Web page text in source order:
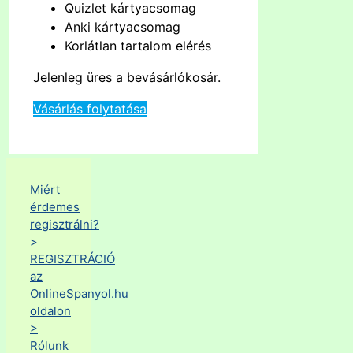
Quizlet kártyacsomag
Anki kártyacsomag
Korlátlan tartalom elérés
Jelenleg üres a bevásárlókosár.
Vásárlás folytatása
Miért
érdemes
regisztrálni?
>
REGISZTRÁCIÓ
az
OnlineSpanyol.hu
oldalon
>
Rólunk